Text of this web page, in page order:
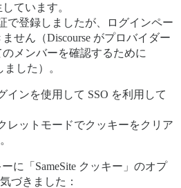
ています。
で登録しましたが、ログインペー
せん（Discourse がプロバイダー
メンバーを確認するために
した）。
インを使用して SSO を利用して
レットモードでクッキーをクリア
に「SameSite クッキー」のオプ
づきました：